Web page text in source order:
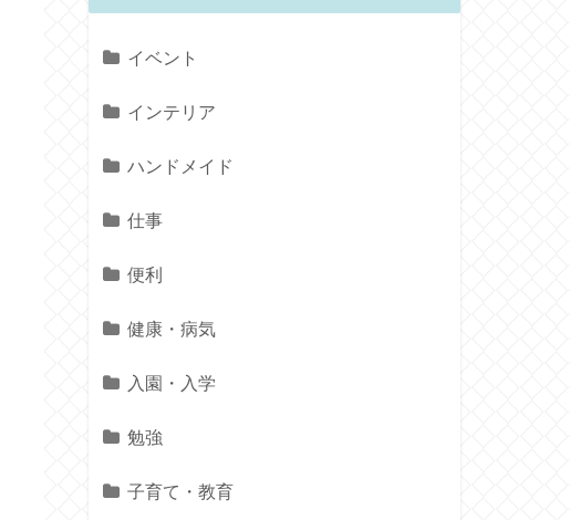
イベント
インテリア
ハンドメイド
仕事
便利
健康・病気
入園・入学
勉強
子育て・教育